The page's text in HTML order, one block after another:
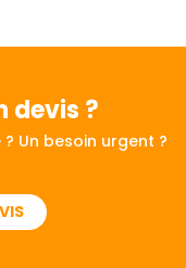
devis ?
Un besoin urgent ?